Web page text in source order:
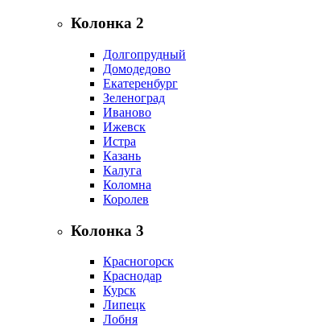
Колонка 2
Долгопрудный
Домодедово
Екатеренбург
Зеленоград
Иваново
Ижевск
Истра
Казань
Калуга
Коломна
Королев
Колонка 3
Красногорск
Краснодар
Курск
Липецк
Лобня